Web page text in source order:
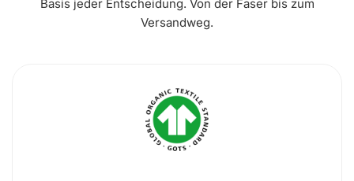
Basis jeder Entscheidung. Von der Faser bis zum
Versandweg.